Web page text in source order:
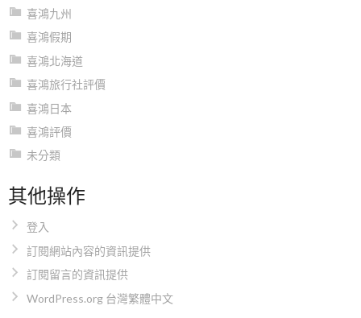
喜鴻九州
喜鴻假期
喜鴻北海道
喜鴻旅行社評價
喜鴻日本
喜鴻評價
未分類
其他操作
登入
訂閱網站內容的資訊提供
訂閱留言的資訊提供
WordPress.org 台灣繁體中文